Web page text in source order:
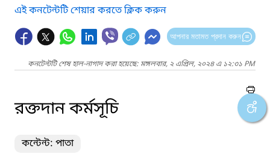
এই কনটেন্টটি শেয়ার করতে ক্লিক করুন
আপনার মতামত প্রদান করুন
কনটেন্টটি শেষ হাল-নাগাদ করা হয়েছে: মঙ্গলবার, ২ এপ্রিল, ২০২৪ এ ১২:৩১ PM
রক্তদান কর্মসূচি
কন্টেন্ট: পাতা